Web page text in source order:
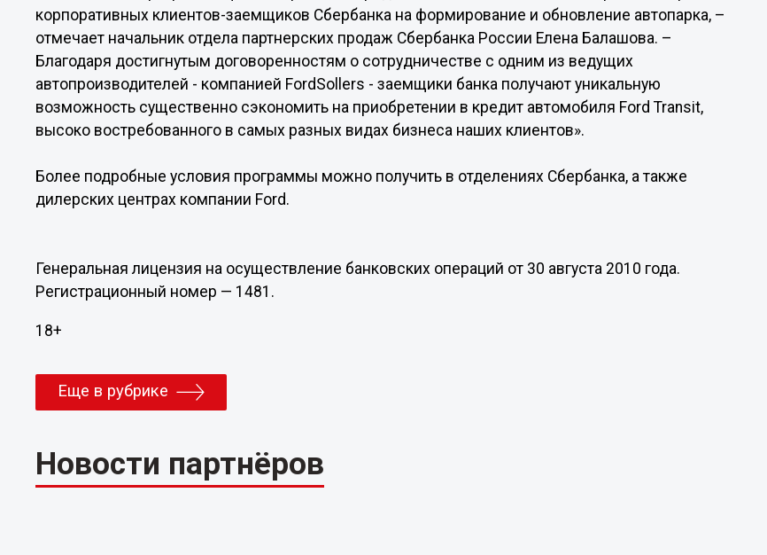
корпоративных клиентов-заемщиков Сбербанка на формирование и обновление автопарка, –
отмечает начальник отдела партнерских продаж Сбербанка России Елена Балашова. –
Благодаря достигнутым договоренностям о сотрудничестве с одним из ведущих
автопроизводителей - компанией FordSollers - заемщики банка получают уникальную
возможность существенно сэкономить на приобретении в кредит автомобиля Ford Transit,
высоко востребованного в самых разных видах бизнеса наших клиентов».
Более подробные условия программы можно получить в отделениях Сбербанка, а также
дилерских центрах компании Ford.
Генеральная лицензия на осуществление банковских операций от 30 августа 2010 года.
Регистрационный номер — 1481.
18+
Еще в рубрике
Новости партнёров